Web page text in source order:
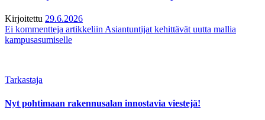
Kirjoitettu 29.6.2026
Ei kommentteja artikkeliin Asiantuntijat kehittävät uutta mallia
kampusasumiselle
Tarkastaja
Nyt pohtimaan rakennusalan innostavia viestejä!